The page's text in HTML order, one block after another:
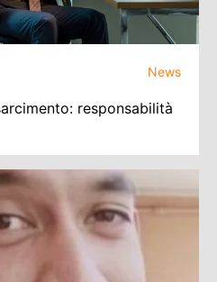
News
responsabilità